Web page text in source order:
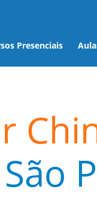
Presenciais